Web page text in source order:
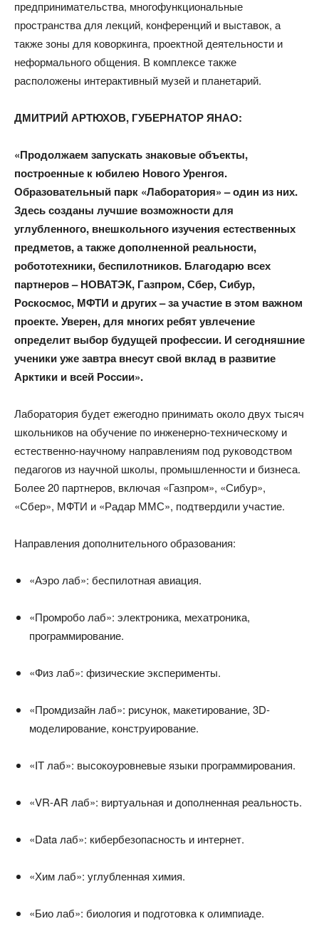
предпринимательства, многофункциональные
пространства для лекций, конференций и выставок, а
также зоны для коворкинга, проектной деятельности и
неформального общения. В комплексе также
расположены интерактивный музей и планетарий.
ДМИТРИЙ АРТЮХОВ, ГУБЕРНАТОР ЯНАО:​
«Продолжаем запускать знаковые объекты,
построенные к юбилею Нового Уренгоя.
Образовательный парк «Лаборатория» – один из них.
Здесь созданы лучшие возможности для
углубленного, внешкольного изучения естественных
предметов, а также дополненной реальности,
робототехники, беспилотников. Благодарю всех
партнеров – НОВАТЭК, Газпром, Сбер, Сибур,
Роскосмос, МФТИ и других – за участие в этом важном
проекте. Уверен, для многих ребят увлечение
определит выбор будущей профессии. И сегодняшние
ученики уже завтра внесут свой вклад в развитие
Арктики и всей России».​
Лаборатория будет ежегодно принимать около двух тысяч
школьников на обучение по инженерно-техническому и
естественно-научному направлениям под руководством
педагогов из научной школы, промышленности и бизнеса.
Более 20 партнеров, включая «Газпром», «Сибур»,
«Сбер», МФТИ и «Радар ММС», подтвердили участие.
Направления дополнительного образования:
«Аэро лаб»: беспилотная авиация.
«Промробо лаб»: электроника, мехатроника,
программирование.
«Физ лаб»: физические эксперименты.
«Промдизайн лаб»: рисунок, макетирование, 3D-
моделирование, конструирование.
«IT лаб»: высокоуровневые языки программирования.
«VR-AR лаб»: виртуальная и дополненная реальность.
«Data лаб»: кибербезопасность и интернет.
«Хим лаб»: углубленная химия.
«Био лаб»: биология и подготовка к олимпиаде.